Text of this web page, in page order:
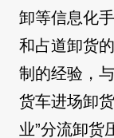
卸等信息化
和占道卸货
制的经验，
货车进场卸
业”分流卸货